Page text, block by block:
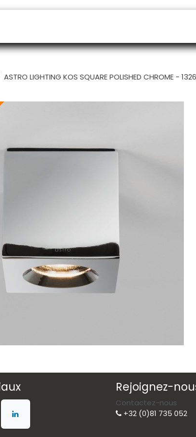
ASTRO LIGHTING KOS SQUARE POLISHED CHROME -
Rejoignez-
Contactez-nous
+32 (0)81 735 052